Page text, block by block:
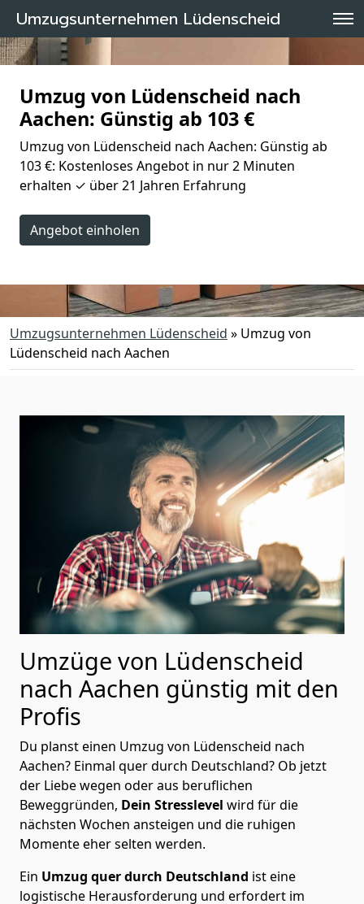
Umzugsunternehmen Lüdenscheid
Umzug von Lüdenscheid nach
Aachen: Günstig ab 103 €
Umzug von Lüdenscheid nach Aachen: Günstig ab
103 €: Kostenloses Angebot in nur 2 Minuten
erhalten ✓ über 21 Jahren Erfahrung
Angebot einholen
Umzugsunternehmen Lüdenscheid » Umzug von
Lüdenscheid nach Aachen
Umzüge von Lüdenscheid
nach Aachen günstig mit den
Profis
Du planst einen Umzug von Lüdenscheid nach
Aachen? Einmal quer durch Deutschland? Ob jetzt
der Liebe wegen oder aus beruflichen
Beweggründen, Dein Stresslevel wird für die
nächsten Wochen ansteigen und die ruhigen
Momente eher selten werden.
Ein Umzug quer durch Deutschland ist eine
logistische Herausforderung und erfordert im